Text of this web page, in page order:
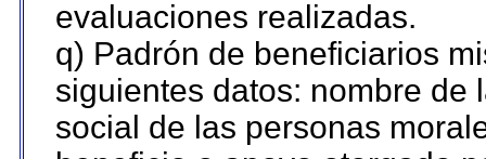
evaluaciones realizadas.
q) Padrón de beneficiarios
siguientes datos: nombre de
social de las personas